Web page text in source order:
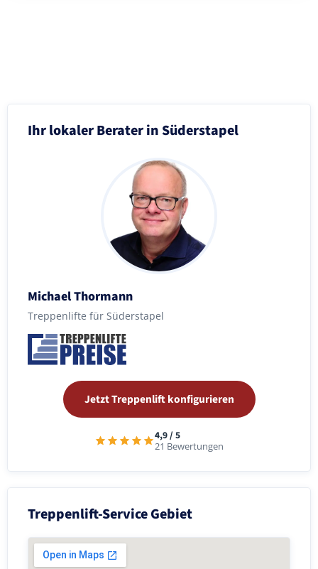
Ihr lokaler Berater in Süderstapel
Michael Thormann
Treppenlifte für Süderstapel
Jetzt Treppenlift konfigurieren
4,9 / 5
21 Bewertungen
Treppenlift-Service Gebiet